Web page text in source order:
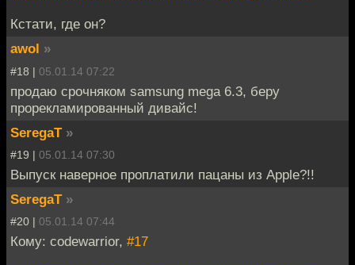
Кстати, где он?
awol »
#18 | 05.01.14 07:22
продаю срочняком samsung mega 6.3, беру
прорекламированный дивайс!
SeregaT »
#19 | 05.01.14 07:30
Выпуск наверное проплатили пацаны из Apple?!!
SeregaT »
#20 | 05.01.14 07:44
Кому: codewarrior, #17